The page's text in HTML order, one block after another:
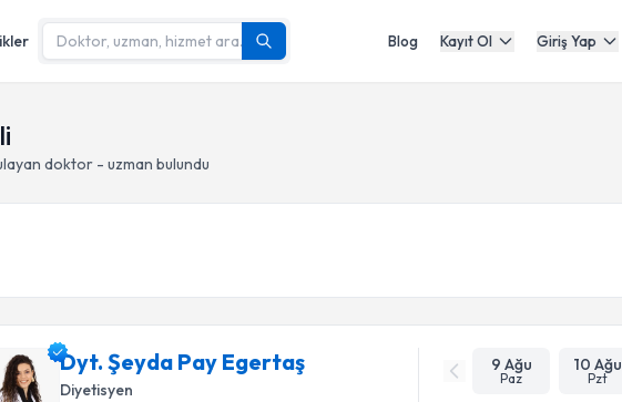
Blog Kayıt Ol Giriş Yap
doktor - uzman bulundu
Dyt. Şeyda Pay Egertaş
Diyetisyen
9 Ağu
Paz
10 Ağu
Pzt